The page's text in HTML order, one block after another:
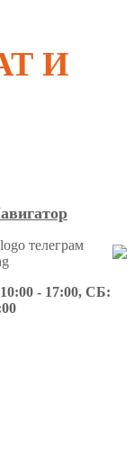
И
- 17:00, СБ: